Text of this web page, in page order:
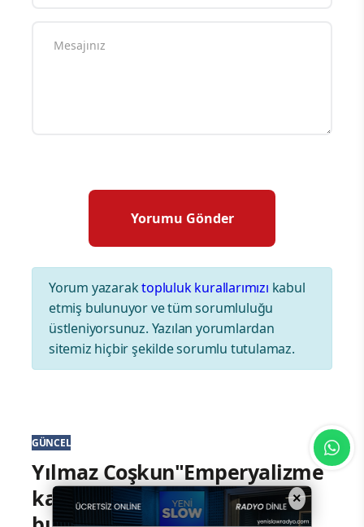
Yorum yazaraktopluluk kurallarımızı kabul
etmiş bulunuyor ve tüm sorumluluğu
üstleniyorsunuz. Yazılan yorumlardan
sitemiz hiçbir şekilde sorumlu tutulamaz.
GÜNCEL
Yılmaz Coşkun"Emperyalizme
karşı o gün konulan irade
×